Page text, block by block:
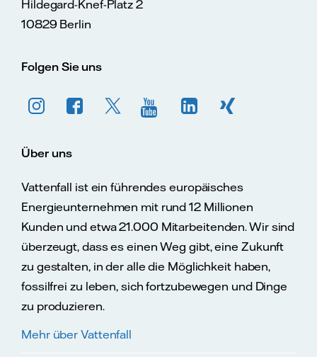
Hildegard-Knef-Platz 2
10829 Berlin
Folgen Sie uns
Über uns
Vattenfall ist ein führendes europäisches
Energieunternehmen mit rund 12 Millionen
Kunden und etwa 21.000 Mitarbeitenden. Wir sind
überzeugt, dass es einen Weg gibt, eine Zukunft
zu gestalten, in der alle die Möglichkeit haben,
fossilfrei zu leben, sich fortzubewegen und Dinge
zu produzieren.
Mehr über Vattenfall